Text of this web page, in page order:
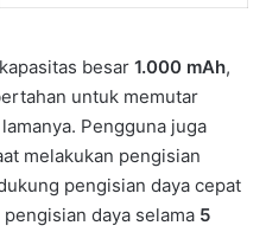
besar 1.000 mAh,
untuk memutar
lamanya. Pengguna juga
melakukan pengisian
pengisian daya cepat
daya selama 5